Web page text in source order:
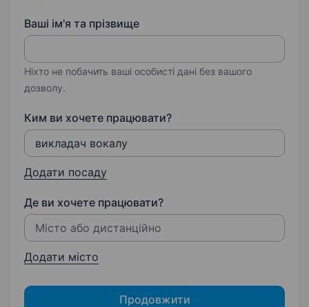
Ваші ім'я та прізвище
Ніхто не побачить ваші особисті дані без вашого
дозволу.
Ким ви хочете працювати?
Додати посаду
Де ви хочете працювати?
Додати місто
Продовжити